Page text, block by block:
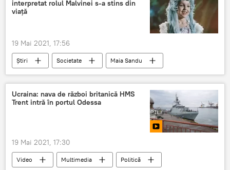
interpretat rolul Malvinei s-a stins din
viață
19 Mai 2021, 17:56
Știri Societate
Maia Sandu
vizită
Berlin
Ucraina: nava de război britanică HMS
Trent intră în portul Odessa
19 Mai 2021, 17:30
Video Multimedia
Politică